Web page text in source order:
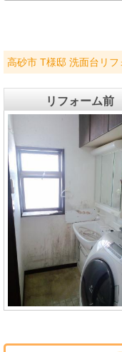
高砂市 T様邸 洗面台リフ
リフォーム前